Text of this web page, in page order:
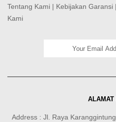
Tentang Kami | Kebijakan Garansi |
Kami
ALAMAT
Address : Jl. Raya